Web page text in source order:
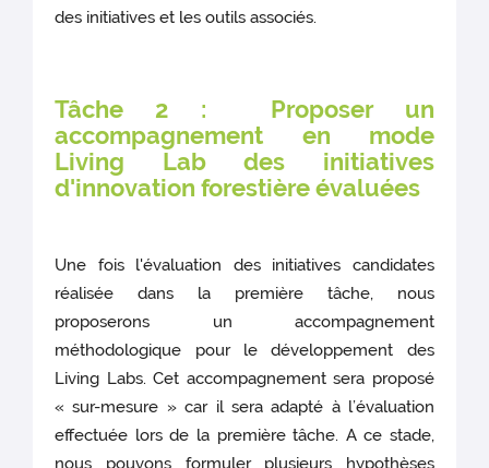
des initiatives et les outils associés.
Tâche 2 : Proposer un
accompagnement en mode
Living Lab des initiatives
d'innovation forestière évaluées
Une fois l'évaluation des initiatives candidates
réalisée dans la première tâche, nous
proposerons un accompagnement
méthodologique pour le développement des
Living Labs. Cet accompagnement sera proposé
« sur-mesure » car il sera adapté à l’évaluation
effectuée lors de la première tâche. A ce stade,
nous pouvons formuler plusieurs hypothèses